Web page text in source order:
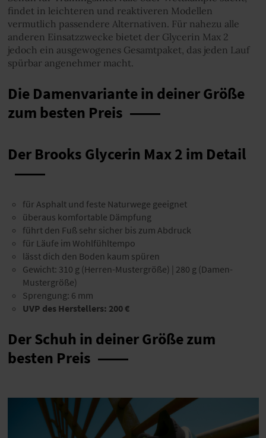
findet in leichteren und reaktiveren Modellen
vermutlich passendere Alternativen. Für nahezu alle
anderen Einsatzzwecke bietet der Glycerin Max 2
jedoch ein ausgewogenes Gesamtpaket, das jeden Lauf
spürbar angenehmer macht.
Die Damenvariante in deiner Größe
zum besten Preis
Der Brooks Glycerin Max 2 im Detail
für Asphalt und feste Naturwege geeignet
überaus komfortable Dämpfung
führt den Fuß sehr sicher bis zum Abdruck
für Läufe im Wohlfühltempo
lässt dich den Boden kaum spüren
Gewicht: 310 g (Herren-Mustergröße) | 280 g (Damen-
Mustergröße)
Sprengung: 6 mm
UVP des Herstellers: 200 €
Der Schuh in deiner Größe zum
besten Preis